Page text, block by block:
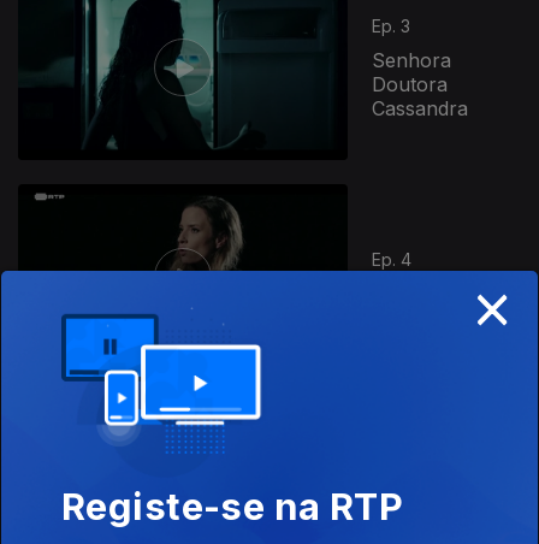
Ep. 3
Senhora
Doutora
Cassandra
Ep. 4
A Última Peça
A Voz de
Cassandra
×
Registe-se na RTP